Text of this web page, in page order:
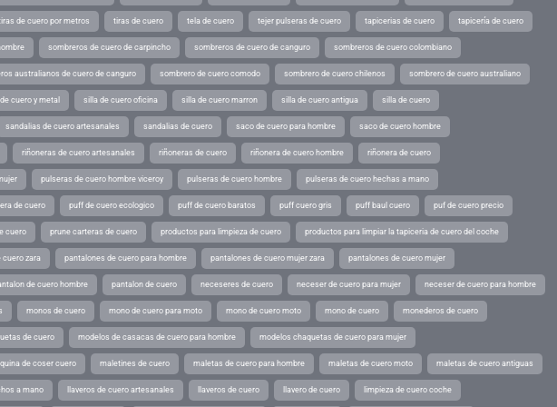
de cuero por metros tiras de cuero tela de cuero tejer pulseras de cuero tapicerias de cuero tapicería de cuero
sombreros de cuero de carpincho sombreros de cuero de canguro sombreros de cuero colombiano
australianos de cuero de canguro sombrero de cuero comodo sombrero de cuero chilenos sombrero de cuero australiano
cuero y metal silla de cuero oficina silla de cuero marron silla de cuero antigua silla de cuero
sandalias de cuero artesanales sandalias de cuero saco de cuero para hombre saco de cuero hombre
riñoneras de cuero artesanales riñoneras de cuero riñonera de cuero hombre riñonera de cuero
pulseras de cuero hombre viceroy pulseras de cuero hombre pulseras de cuero hechas a mano
de cuero puff de cuero ecologico puff de cuero baratos puff cuero gris puff baul cuero puf de cuero precio
cuero prune carteras de cuero productos para limpieza de cuero productos para limpiar la tapiceria de cuero del coche
cuero zara pantalones de cuero para hombre pantalones de cuero mujer zara pantalones de cuero mujer
de cuero hombre pantalon de cuero neceseres de cuero neceser de cuero para mujer neceser de cuero para hombre
monos de cuero mono de cuero para moto mono de cuero moto mono de cuero monederos de cuero
de cuero modelos de casacas de cuero para hombre modelos chaquetas de cuero para mujer
de coser cuero maletines de cuero maletas de cuero para hombre maletas de cuero moto maletas de cuero antiguas
a mano llaveros de cuero artesanales llaveros de cuero llavero de cuero limpieza de cuero coche